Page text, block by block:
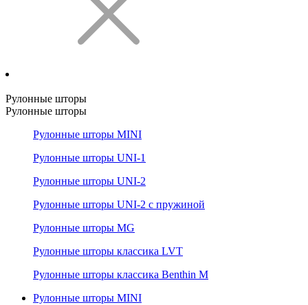
Рулонные шторы
Рулонные шторы
Рулонные шторы MINI
Рулонные шторы UNI-1
Рулонные шторы UNI-2
Рулонные шторы UNI-2 с пружиной
Рулонные шторы MG
Рулонные шторы классика LVT
Рулонные шторы классика Benthin M
Рулонные шторы MINI